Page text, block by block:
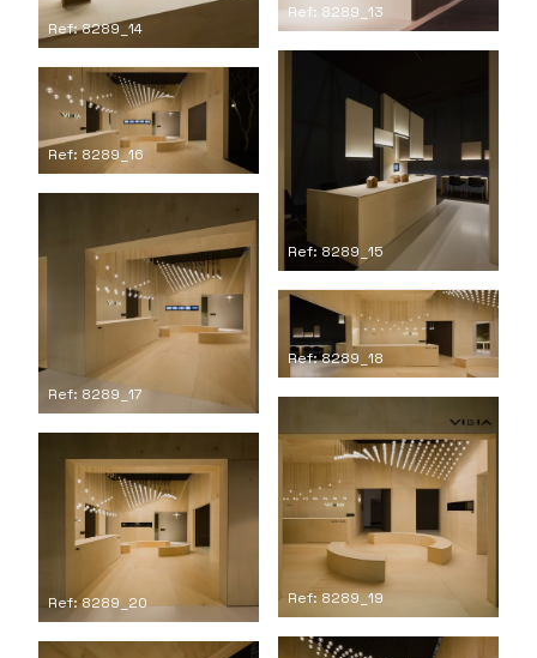
Ref: 8289_13
Ref: 8289_14
Ref: 8289_15
Ref: 8289_16
Ref: 8289_17
Ref: 8289_18
Ref: 8289_19
Ref: 8289_20